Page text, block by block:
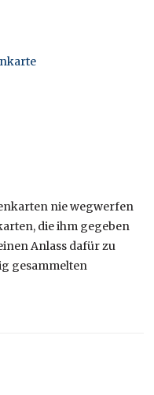
nie wegwerfen
die ihm gegeben
Anlass dafür zu
gesammelten